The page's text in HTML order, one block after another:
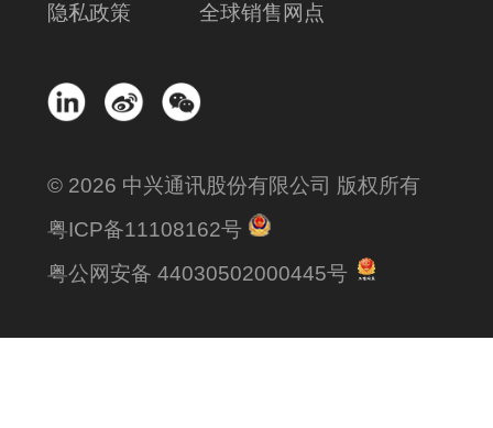
隐私政策
全球销售网点
© 2026 中兴通讯股份有限公司 版权所有
粤ICP备11108162号
粤公网安备 44030502000445号